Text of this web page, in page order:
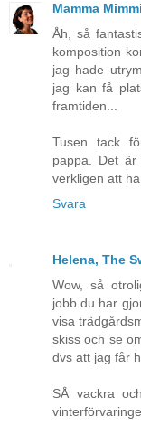
Mamma Mimmi
Åh, så
komposition
jag hade
jag kan få
framtiden...
Tusen tack
pappa. Det
verkligen att
Svara
Helena, The
Wow, så
jobb du har
visa
skiss och se
dvs att jag får
SÅ vackra